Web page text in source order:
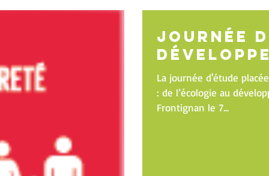
Journée
La journée d'étude
: de l’écologie au
Frontignan le 7...